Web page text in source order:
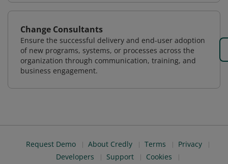
Change Consultants
Ensure the successful delivery and end-user adoption
of new programs, systems, or processes across the
organization through communication, training, and
business engagement.
Request Demo About Credly Terms
Privacy
Developers
Support
Cookies